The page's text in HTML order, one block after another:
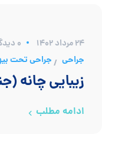
۲۴ مرداد ۱۴۰۲
0 دیدگاه
جراحی /جراحی تحت
زیبایی چانه
ادامه مطلب